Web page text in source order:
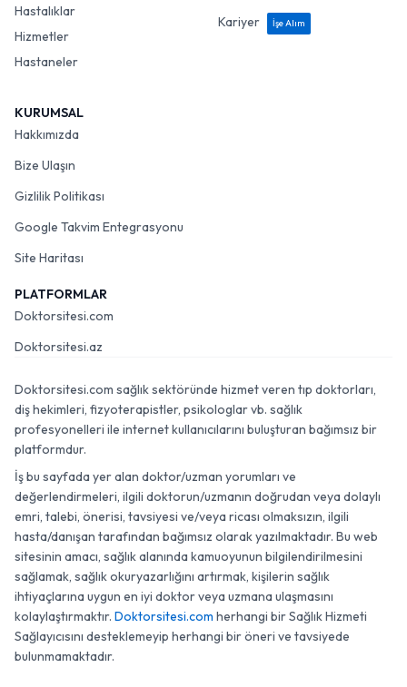
Hastalıklar
Hizmetler
Hastaneler
Kariyer
İşe Alım
KURUMSAL
Hakkımızda
Bize Ulaşın
Gizlilik Politikası
Google Takvim Entegrasyonu
Site Haritası
PLATFORMLAR
Doktorsitesi.com
Doktorsitesi.az
Doktorsitesi.com sağlık sektöründe hizmet veren tıp doktorları,
diş hekimleri, fizyoterapistler, psikologlar vb. sağlık
profesyonelleri ile internet kullanıcılarını buluşturan bağımsız bir
platformdur.
İş bu sayfada yer alan doktor/uzman yorumları ve
değerlendirmeleri, ilgili doktorun/uzmanın doğrudan veya dolaylı
emri, talebi, önerisi, tavsiyesi ve/veya ricası olmaksızın, ilgili
hasta/danışan tarafından bağımsız olarak yazılmaktadır. Bu web
sitesinin amacı, sağlık alanında kamuoyunun bilgilendirilmesini
sağlamak, sağlık okuryazarlığını artırmak, kişilerin sağlık
ihtiyaçlarına uygun en iyi doktor veya uzmana ulaşmasını
kolaylaştırmaktır. Doktorsitesi.com herhangi bir Sağlık Hizmeti
Sağlayıcısını desteklemeyip herhangi bir öneri ve tavsiyede
bulunmamaktadır.